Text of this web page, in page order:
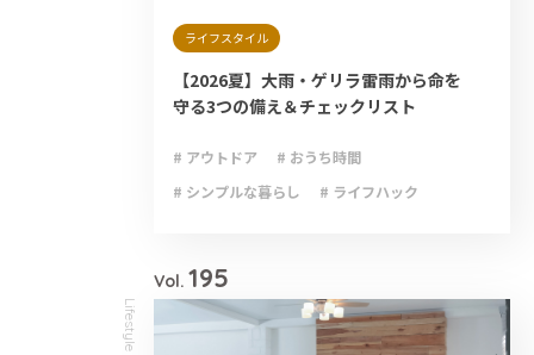
ライフスタイル
【2026夏】大雨・ゲリラ雷雨から命を
守る3つの備え＆チェックリスト
# アウトドア
# おうち時間
# シンプルな暮らし
# ライフハック
Lifestyle
Vol. 195